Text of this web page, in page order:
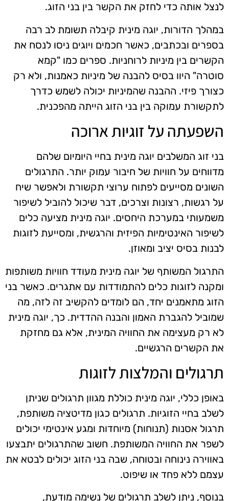
לנצל אותה כדי לחזק את הקשר בין בני הזוג.
במהלך הדורות, יוגה מינית קיבלה תשומת לב רבה
בספרים ובכתבים, כאשר חכמים ויוגים ניסו לנסח את
הקשרים בין מיניות לרוחניות. ספרים כמו "קמא
סוטרה" היוו בסיס להבנה של מיניות כאמנות, ולא רק
כצורך פיזי. ההבנה שהמיניות יכולה לשמש כדרך
לתקשורת עמוקה בין בני הזוג הייתה מהפכנית.
השפעתה על זוגיות ארוכה
בני זוג המשלבים יוגה מינית בחיי היומיום שלהם
מדווחים על חוויות של חיבור עמוק יותר. התרגולים
השונים מסייעים לפתוח ערוצי תקשורת ולאפשר שיח
על רגשות, רצונות וצרכים, דבר שיכול להוביל לשיפור
משמעותי במערכת היחסים. יוגה מינית מציעה כלים
לשיפור האינטימיות הפיזית והרגשית, ומסייעת לזוגות
לבנות בסיס יציב ומאוזן.
התרגול המשותף של יוגה מינית מעודד חוויות משותפות
ומקנה לזוגות כלים להתמודדות עם אתגרים. כאשר בני
הזוג מתאמנים יחד, הם לומדים להקשיב זה לזה, מה
שמוביל להגברת האמון והבנה ההדדית. כך, יוגה מינית
לא רק מעצימה את החוויה המינית, אלא גם מחזקת
את הקשרים הרגשיים.
תרגולים והמלצות לזוגות
באופן כללי, יוגה מינית כוללת מגוון תרגולים שניתן
לשלב בחיי הזוגיות. תרגולים כגון מדיטציה משותפת,
תרגול אסנות (תנוחות) מיוחדות ומגע אינטימי יכולים
לשפר את החוויה המשותפת. חשוב שהתרגולים יתבצעו
באווירה נינוחה ובטוחה, שבה בני הזוג יכולים לבטא את
עצמם ללא פחד או שיפוט.
בנוסף, ניתן לשלב תרגולים של נשימה מודעת,